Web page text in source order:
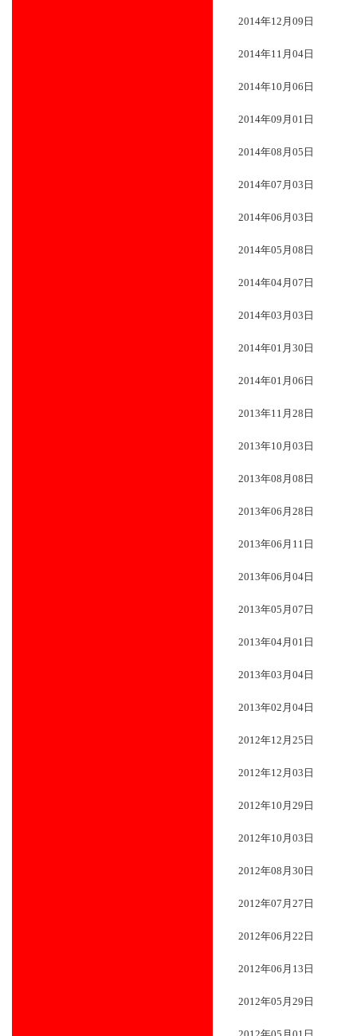
2014年12月09日
2014年11月04日
2014年10月06日
2014年09月01日
2014年08月05日
2014年07月03日
2014年06月03日
2014年05月08日
2014年04月07日
2014年03月03日
2014年01月30日
2014年01月06日
2013年11月28日
2013年10月03日
2013年08月08日
2013年06月28日
2013年06月11日
2013年06月04日
2013年05月07日
2013年04月01日
2013年03月04日
2013年02月04日
2012年12月25日
2012年12月03日
2012年10月29日
2012年10月03日
2012年08月30日
2012年07月27日
2012年06月22日
2012年06月13日
2012年05月29日